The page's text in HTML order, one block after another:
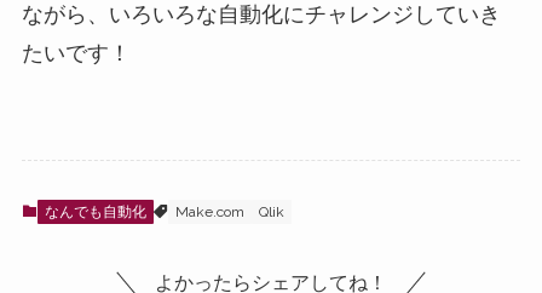
ながら、いろいろな自動化にチャレンジしていき
たいです！
なんでも自動化 Make.com Qlik
よかったらシェアしてね！